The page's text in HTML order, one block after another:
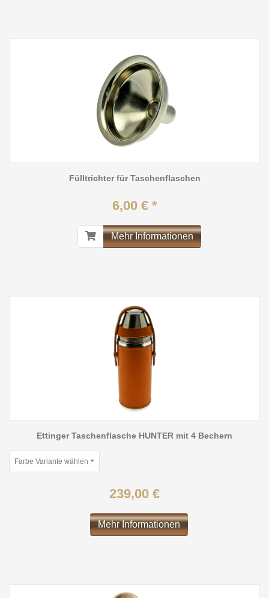
Fülltrichter für Taschenflaschen
6,00 € *
Mehr Informationen
Ettinger Taschenflasche HUNTER mit 4 Bechern
Farbe Variante wählen
239,00 €
Mehr Informationen